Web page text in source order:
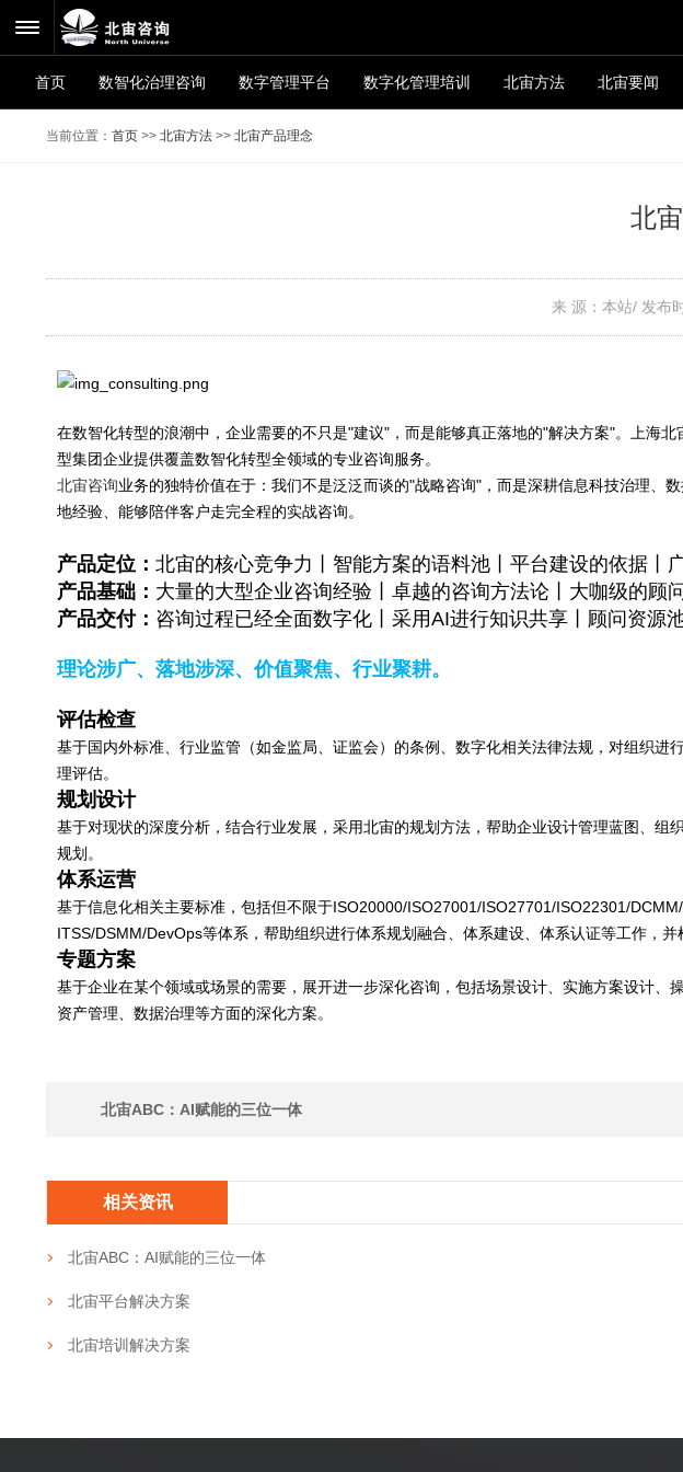
首页 数智化治理咨询 数字管理平台 数字化管理培训 北宙方法 北宙要闻
当前位置： 首页 >> 北宙方法 >> 北宙产品理念
北
来 源：本站/ 发布
在数智化转型的浪潮中，企业需要的不只是"建议"，而是能够真正落地的"解决方案"。上海
型集团企业提供覆盖数智化转型全领域的专业咨询服务。
北宙咨询业务的独特价值在于：我们不是泛泛而谈的"战略咨询"，而是深耕信息科技治理、
地经验、能够陪伴客户走完全程的实战咨询。
产品定位： 北宙的核心竞争力丨智能方案的语料池丨平台建设的依据丨
产品基础： 大量的大型企业咨询经验丨卓越的咨询方法论丨大咖级的顾
产品交付： 咨询过程已经全面数字化丨采用AI进行知识共享丨顾问资源
理论涉广、落地涉深、价值聚焦、行业聚耕。
评估检查
基于国内外标准、行业监管（如金监局、证监会）的条例、数字化相关法律法规，对组织
理评估。
规划设计
基于对现状的深度分析，结合行业发展，采用北宙的规划方法，帮助企业设计管理蓝图、
规划。
体系运营
基于信息化相关主要标准，包括但不限于ISO20000/ISO27001/ISO27701/ISO22301/DCMM/
ITSS/DSMM/DevOps等体系，帮助组织进行体系规划融合、体系建设、体系认证等工作，
专题方案
基于企业在某个领域或场景的需要，展开进一步深化咨询，包括场景设计、实施方案设计
资产管理、数据治理等方面的深化方案。
北宙ABC：AI赋能的三位一体
相关资讯
北宙ABC：AI赋能的三位一体
北宙平台解决方案
北宙培训解决方案